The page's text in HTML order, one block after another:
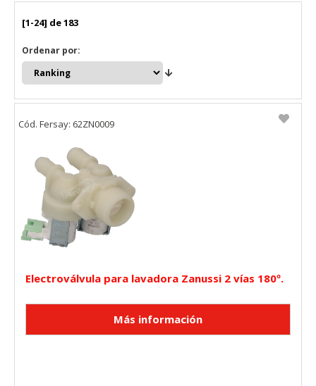
[1-24] de 183
Ordenar por:
Electroválvula para lavadora Zanussi 2 vías 180º.
Cód. Fersay: 62ZN0009